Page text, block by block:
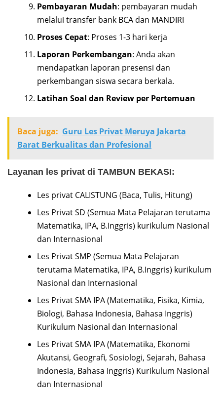
Pembayaran Mudah: pembayaran mudah
melalui transfer bank BCA dan MANDIRI
Proses Cepat: Proses 1-3 hari kerja
Laporan Perkembangan: Anda akan
mendapatkan laporan presensi dan
perkembangan siswa secara berkala.
Latihan Soal dan Review per Pertemuan
Baca juga: Guru Les Privat Meruya Jakarta
Barat Berkualitas dan Profesional
Layanan les privat di TAMBUN BEKASI:
Les privat CALISTUNG (Baca, Tulis, Hitung)
Les Privat SD (Semua Mata Pelajaran terutama
Matematika, IPA, B.Inggris) kurikulum Nasional
dan Internasional
Les Privat SMP (Semua Mata Pelajaran
terutama Matematika, IPA, B.Inggris) kurikulum
Nasional dan Internasional
Les Privat SMA IPA (Matematika, Fisika, Kimia,
Biologi, Bahasa Indonesia, Bahasa Inggris)
Kurikulum Nasional dan Internasional
Les Privat SMA IPA (Matematika, Ekonomi
Akutansi, Geografi, Sosiologi, Sejarah, Bahasa
Indonesia, Bahasa Inggris) Kurikulum Nasional
dan Internasional